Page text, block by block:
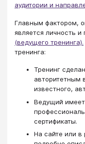
аудитории и
Главным фактором,
является личность
(ведущего тренинга).
тренинга:
Тренинг
авторитетным
известного,
Ведущий
сертификаты.
На сайте или в